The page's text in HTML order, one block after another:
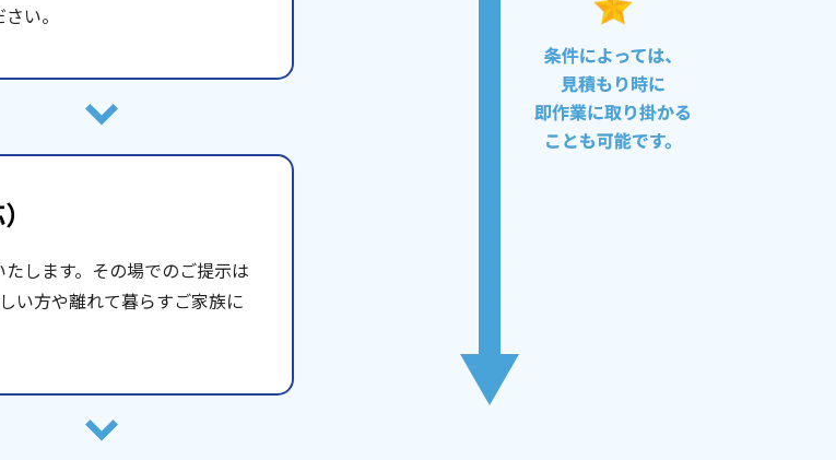
い。
します。その場でのご提示は
い方や離れて暮らすご家族に